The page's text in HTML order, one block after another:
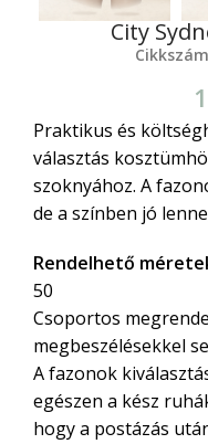
City
Cikkszám
Praktikus és
választás
szoknyához. A
de a színben jó
Rendelhető
50
Csoportos
megbeszélésekkel
A fazonok
egészen a kész
hogy a postázás